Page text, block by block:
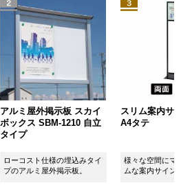
アルミ屋外掲示板 スカイ
ボックス SBM-1210 自立
タイプ
ローコスト仕様の埋込みタイ
プのアルミ屋外掲示板。
スリム案内サ
A4タテ
様々な空間にマ
ムな案内サイン